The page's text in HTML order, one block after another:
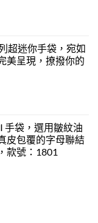
超迷你手袋，宛如
美呈現，撩撥你的
手袋，選用皺紋油
皮包覆的字母聯結
款號：1801